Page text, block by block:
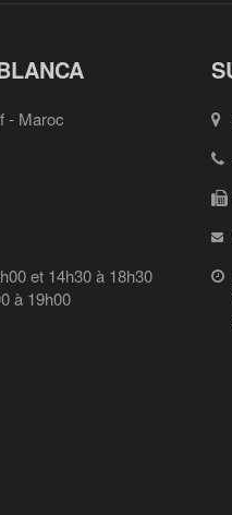
- Maroc
et 14h30 à 18h30
à 19h00